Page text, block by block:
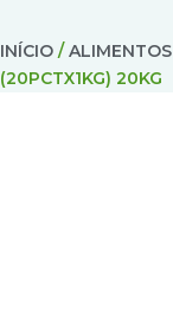
INÍCIO /ALIMENTOS
(20PCTX1KG) 20KG